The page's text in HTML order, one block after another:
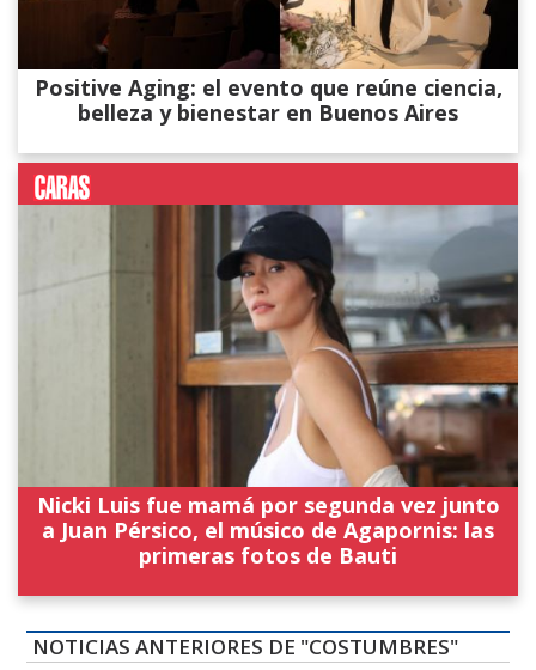
Positive Aging: el evento que reúne ciencia,
belleza y bienestar en Buenos Aires
Nicki Luis fue mamá por segunda vez junto
a Juan Pérsico, el músico de Agapornis: las
primeras fotos de Bauti
NOTICIAS ANTERIORES DE "COSTUMBRES"